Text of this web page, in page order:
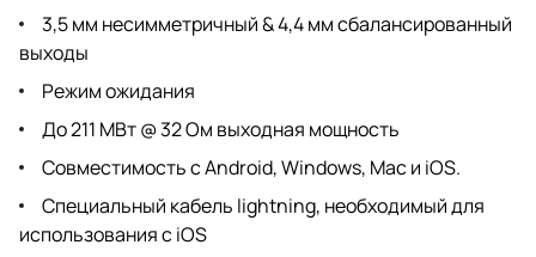
3,5 мм несимметричный & 4,4 мм сбалансированный
выходы
Режим ожидания
До 211 МВт @ 32 Ом выходная мощность
Совместимость с Android, Windows, Mac и iOS.
Специальный кабель lightning, необходимый для
использования с iOS